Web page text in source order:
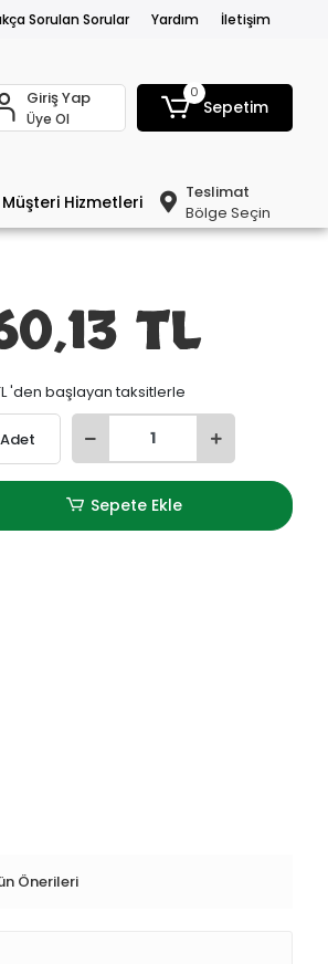
Sorulan Sorular Yardım İletişim
Giriş Yap
Üye Ol
0
Sepetim
Müşteri Hizmetleri
Teslimat
Bölge Seçin
TL
'den başlayan taksitlerle
Adet
Sepete Ekle
Önerileri